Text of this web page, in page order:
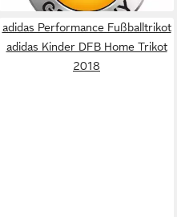
adidas Performance Fußballtrikot
adidas Kinder DFB Home Trikot
2018